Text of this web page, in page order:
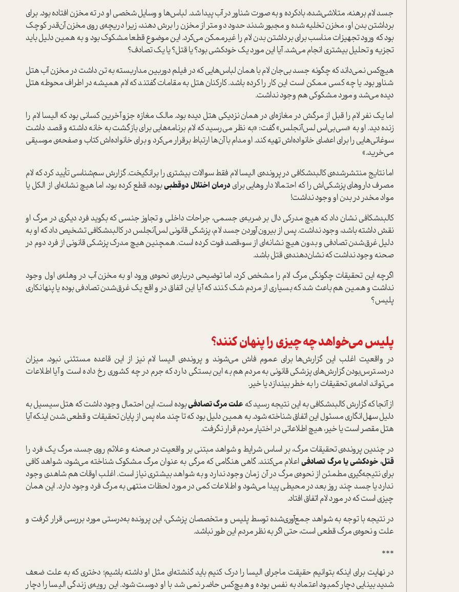
جسد لام برهنه، متلاشی‌شده، باد‌کرده و به صورت شناور در آب پیدا شد. لباس‌ها و وسایل شخصی او در ته مخزن افتاده بود. برای
برداشتن بدن او، مخزن تخلیه شده و مجبور شدند حدود دو متر از مخزن را برش دهند، زیرا دریچه‌ی روی مخزن آن‌قدر کوچک
بود که ورود تجهیزات مناسب برای برداشتن بدن لام را غیرممکن می‌کرد. این موضوع قطعا مشکوک بود و به همین دلیل باید
تجزیه و تحلیل بیشتری انجام می‌شد. آیا این مورد یک خودکشی بود؟ یا قتل؟ یا یک تصادف؟
هیچ‌کس نمی‌داند که چگونه جسد بی‌جان لام با همان لباس‌هایی که در فیلم دوربین مداربسته به تن داشت در مخزن آب هتل
شناور بود. یا چه کسی ممکن است این کار را کرده باشد. کارکنان هتل به مقامات گفتند که لام همیشه در اطراف محوطه هتل
دیده می‌شد و مورد مشکوکی هم وجود نداشت.
اما یک نفر لام را قبل از مرگش در مغازه‌ای در همان نزدیکی هتل دیده بود. مالک مغازه جزو آخرین کسانی بود که الیسا لام را
زنده دید. او به «سی‌بی‌اس لس‌آنجلس» گفت: «به نظر می‌رسید که لام برنامه‌هایی برای بازگشت به خانه داشته و قصد داشت
سوغاتی‌هایی را برای اعضای خانواده‌اش تهیه کند. او مدام با آن‌ها ارتباط برقرار می‌کرد و برای خانواده‌اش کتاب و صفحه‌ی موسیقی
می‌خرید.»
اما نتایج منتشر‌شده‌ی کالبد‌شکافی در پرونده‌ی الیسا لام فقط سوالات بیشتری را برانگیخت. گزارش سم‌شناسی تأیید کرد که لام
مصرف داروهای پزشکی‌اش را که احتمالا داروهایی برای درمان اختلال دوقطبیبوده، قطع کرده بود، اما هیچ نشانه‌ای از الکل یا
مواد مخدر در بدن او وجود نداشت!
کالبد‌شکافی نشان داد که هیچ مدرکی دال بر ضربه‌ی جسمی، جراحات داخلی و تجاوز جنسی که بگوید فرد دیگری در مرگ او
نقش داشته باشد، وجود نداشت. پس از بیرون آوردن جسد لام، پزشکی قانونی لس‌آنجلس در کالبد‌شکافی تشخیص داد که او به
دلیل غرق‌شدن تصادفی و بدون هیچ نشانه‌ای از سوء‌قصد فوت کرده است. همچنین هیچ مدرک پزشکی قانونی از فرد دوم در
صحنه وجود نداشت که نشان‌دهنده‌ی قتل باشد.
اگرچه این تحقیقات چگونگی مرگ لام را مشخص کرد، اما توضیحی درباره‌ی نحوه‌ی ورود او به مخزن آب در وهله‌ی اول وجود
نداشت و همین هم باعث شد که بسیاری از مردم شک کنند که آیا این اتفاق در واقع یک غرق‌شدن تصادفی بوده یا پنهانکاری
پلیس؟
پلیس می‌خواهد چه چیزی را پنهان کنند؟
در واقعیت اغلب این گزارش‌ها برای عموم فاش می‌شوند و پرونده‌ی الیسا لام نیز از این قاعده مستثنی نبود. میزان
در‌دسترس‌بودن گزارش‌های پزشکی قانونی به مردم هم به این بستگی دارد که جرم در چه کشوری رخ داده است و آیا اطلاعات
می‌تواند ادامه‌ی تحقیقات را به خطر بیندازد یا خیر.
از آنجا که گزارش کالبد‌شکافی به این نتیجه رسید که علت مرگ تصادفیبوده است، این احتمال وجود داشت که هتل سیسیل به
دلیل سهل‌انگاری مسئول این اتفاق شناخته شود. به همین دلیل بود که تا چند ماه پس از پایان تحقیقات و قطعی شدن اینکه آیا
هتل مقصر است یا خیر، هیچ اطلاعاتی در اختیار مردم قرار نگرفت.
در چندین پرونده‌ی تحقیقات مرگ، بر اساس شرایط و شواهد مبتنی بر واقعیت در صحنه و علائم روی جسد، مرگ یک فرد را
قتل، خودکشی یا مرگ تصادفیاعلام می‌کنند. گاهی هنگامی که مرگی به عنوان مرگ مشکوک شناخته می‌شود، شواهد کافی
برای نتیجه‌گیری مطمئن از نحوه‌ی مرگ در آن زمان وجود ندارد و به شواهد بیشتری نیاز است. اغلب اوقات هم شاهدی وجود
ندارد یا جسد چند روز بعد در محیطی پیدا می‌شود و اطلاعات کمی در مورد لحظات منتهی به مرگ فرد وجود دارد. این همان
چیزی است که در مورد لام اتفاق افتاد.
در نتیجه با توجه به شواهد جمع‌آوری‌شده توسط پلیس و متخصصان پزشکی، این پرونده به‌درستی مورد بررسی قرار گرفت و
علت و نحوه‌ی مرگ قطعی است، حتی اگر به نظر مردم این طور نباشد.
***
در نهایت برای اینکه بتوانیم حقیقت ماجرای الیسا را درک کنیم باید گذشته‌ای مثل او داشته باشیم؛ دختری که به علت ضعف
شدید بینایی دچار کمبود اعتماد به نفس بوده و هیچ‌کس حاضر نمی شد با او دوست شود. این رویه‌ی زندگی الیسا را دچار